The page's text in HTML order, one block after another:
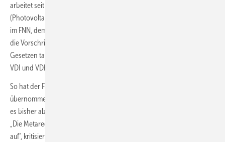
arbeitet seit vielen Jahren im VDE-Normungsausschuss DKE/K 373
(Photovoltaiksysteme) tätig. Er beklagt die intransparente Diskussion
im FNN, dem Regelungsgremium der Netzbetreiber. Rechtlich gelten
die Vorschriften des FNN als privatwirtschaftliche Vorgaben. In den
Gesetzen taucht der FNN nicht auf. Dort wird auf die Normung von
VDI und VDE Bezug genommen.
So hat der FNN die VDE AR-N 4000 bislang nicht vollumfänglich
übernommen, sondern zusätzliche Hürden eingezogen. Der FNN hat
es bisher abgelehnt, Vertreter der DKE in ihre Prozesse einzubinden.
„Die Metaregel des FNN zur VDE AR-N 4000 baut zusätzliche Hürden
auf“, kritisiert Ralf Haselhuhn. „So wurden die Anforderungen an die